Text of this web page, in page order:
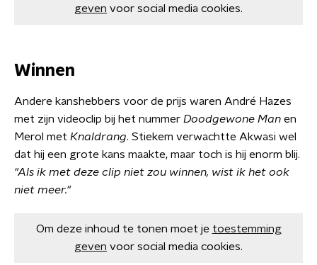
geven voor social media cookies.
Winnen
Andere kanshebbers voor de prijs waren André Hazes
met zijn videoclip bij het nummer Doodgewone Man en
Merol met Knaldrang. Stiekem verwachtte Akwasi wel
dat hij een grote kans maakte, maar toch is hij enorm blij.
"Als ik met deze clip niet zou winnen, wist ik het ook
niet meer."
Om deze inhoud te tonen moet je toestemming
geven voor social media cookies.